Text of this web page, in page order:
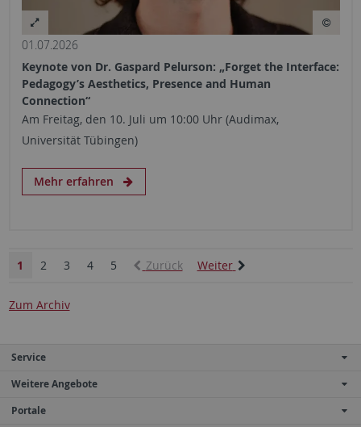
01.07.2026
Keynote von Dr. Gaspard Pelurson: „Forget the Interface:
Pedagogy’s Aesthetics, Presence and Human
Connection“
Am Freitag, den 10. Juli um 10:00 Uhr (Audimax,
Universität Tübingen)
Mehr erfahren
Zurück
1 2 3 4 5 Weiter
Zum Archiv
Service
Weitere Angebote
Portale